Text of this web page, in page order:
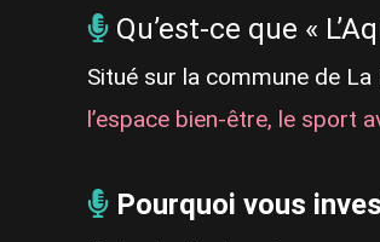
Qu’est-ce que «
Situé sur la commune de La
l’espace bien-être, le sport
Pourquoi vous